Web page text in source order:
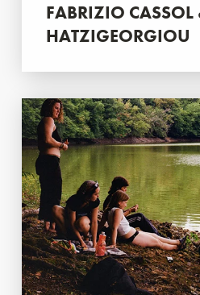
FABRIZIO CASSOL
HATZIGEORGIOU